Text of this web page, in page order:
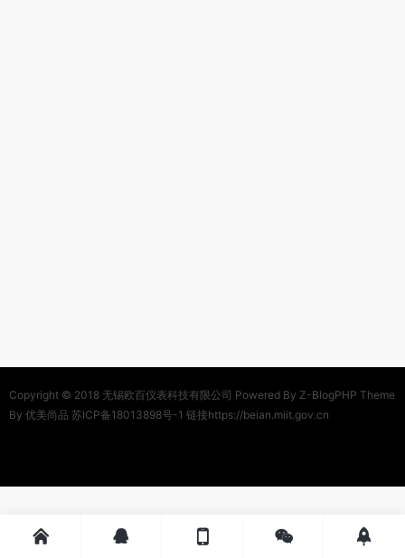
Copyright © 2018 无锡欧百仪表科技有限公司 Powered By Z-BlogPHP Theme
By 优美尚品 苏ICP备18013898号-1 链接https://beian.miit.gov.cn
    